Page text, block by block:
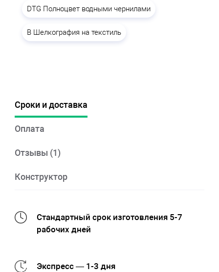
DTG Полноцвет водными чернилами
B Шелкография на текстиль
Сроки и доставка
Оплата
Отзывы (1)
Конструктор
Стандартный срок изготовления 5-7
рабочих дней
Экспресс — 1-3 дня